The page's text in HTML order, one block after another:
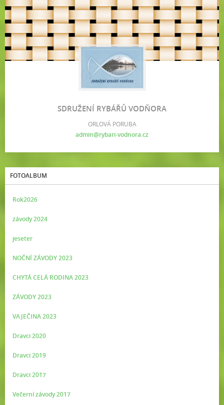
SDRUŽENÍ RYBÁŘŮ VODŇORA
ORLOVÁ PORUBA
admin@rybari-vodnora.cz
FOTOALBUM
Rok2026
závody 2024
jeseter
NOČNÍ ZÁVODY 2023
CHYTÁ CELÁ RODINA 2023
ZÁVODY 2023
VAJEČINA 2023
Dravci 2020
Dravci 2019
Dravci 2017
Večerní závody 2017